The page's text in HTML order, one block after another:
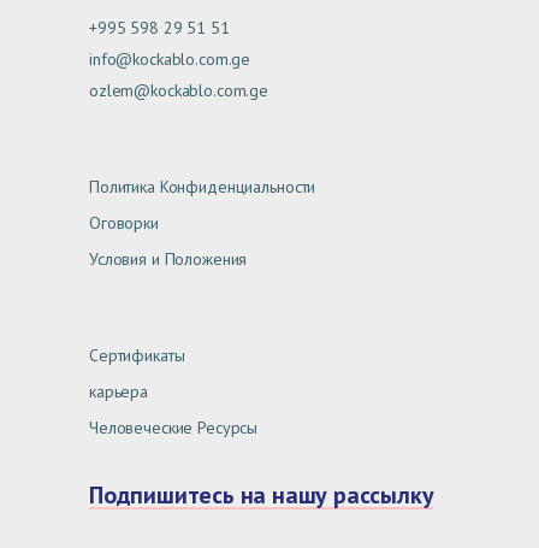
+995 598 29 51 51
info@kockablo.com.ge
ozlem@kockablo.com.ge
Политика Конфиденциальности
Оговорки
Условия и Положения
Сертификаты
карьера
Человеческие Ресурсы
Подпишитесь на нашу рассылку